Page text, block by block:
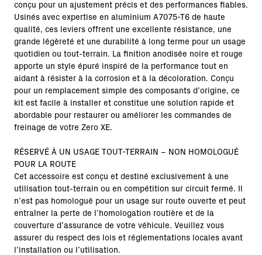
conçu pour un ajustement précis et des performances fiables.
Usinés avec expertise en aluminium A7075-T6 de haute
qualité, ces leviers offrent une excellente résistance, une
grande légèreté et une durabilité à long terme pour un usage
quotidien ou tout-terrain. La finition anodisée noire et rouge
apporte un style épuré inspiré de la performance tout en
aidant à résister à la corrosion et à la décoloration. Conçu
pour un remplacement simple des composants d’origine, ce
kit est facile à installer et constitue une solution rapide et
abordable pour restaurer ou améliorer les commandes de
freinage de votre Zero XE.
RÉSERVÉ À UN USAGE TOUT-TERRAIN – NON HOMOLOGUÉ
POUR LA ROUTE
Cet accessoire est conçu et destiné exclusivement à une
utilisation tout-terrain ou en compétition sur circuit fermé. Il
n’est pas homologué pour un usage sur route ouverte et peut
entraîner la perte de l’homologation routière et de la
couverture d’assurance de votre véhicule. Veuillez vous
assurer du respect des lois et réglementations locales avant
l’installation ou l’utilisation.